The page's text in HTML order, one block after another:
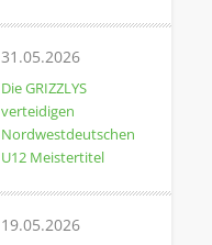
31.05.2026
Die GRIZZLYS
verteidigen
Nordwestdeutschen
U12 Meistertitel
19.05.2026